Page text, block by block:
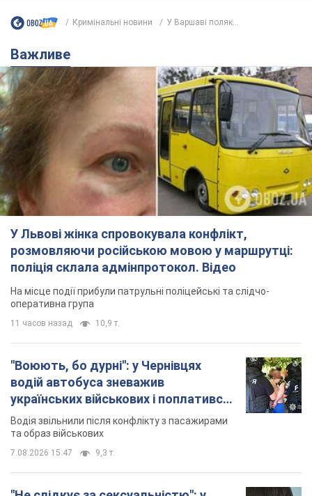
Ми в Telegram! Підписуйся! Читай тільки найкраще!
Підписатись
Кримінальні новини У Варшаві поляк...
Важливе
У Львові жінка спровокувала конфлікт,
розмовляючи російською мовою у маршрутці:
поліція склала адмінпротокол. Відео
На місце події прибули патрульні поліцейські та слідчо-
оперативна група
11 часов назад